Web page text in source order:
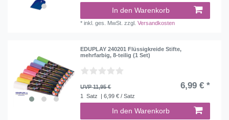
In den Warenkorb
*inkl. ges. MwSt. zzgl.Versandkosten
EDUPLAY 240201 Flüssigkreide Stifte,
mehrfarbig, 8-teilig (1 Set)
UVP 11,95 € 6,99 € *
1 Satz | 6,99 € / Satz
In den Warenkorb